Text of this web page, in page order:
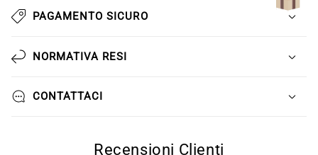
PAGAMENTO SICURO
NORMATIVA RESI
CONTATTACI
Recensioni Clienti